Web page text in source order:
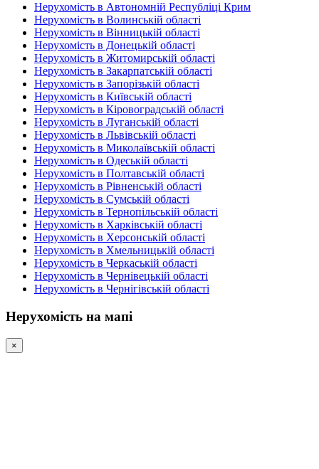
Нерухомість в Автономній Республіці Крим
Нерухомість в Волинській області
Нерухомість в Вінницькій області
Нерухомість в Донецькій області
Нерухомість в Житомирській області
Нерухомість в Закарпатській області
Нерухомість в Запорізькій області
Нерухомість в Київській області
Нерухомість в Кіровоградській області
Нерухомість в Луганській області
Нерухомість в Львівській області
Нерухомість в Миколаївській області
Нерухомість в Одеській області
Нерухомість в Полтавській області
Нерухомість в Рівненській області
Нерухомість в Сумській області
Нерухомість в Тернопільській області
Нерухомість в Харківській області
Нерухомість в Херсонській області
Нерухомість в Хмельницькій області
Нерухомість в Черкаській області
Нерухомість в Чернівецькій області
Нерухомість в Чернігівській області
Нерухомість на мапі
×